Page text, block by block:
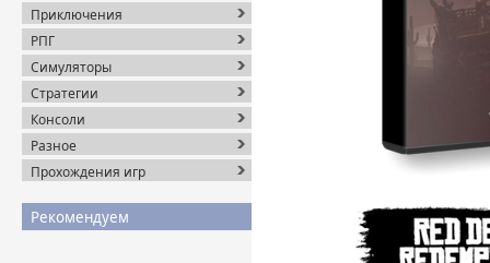
Приключения
РПГ
Симуляторы
Стратегии
Консоли
Разное
Прохождения игр
Рекомендуем